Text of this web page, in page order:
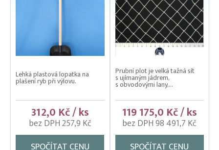
Vatky stahovací, kruhové (“Japonky“)
Vrhací sítě na ryby
Vzduchování
Zátahové sítě
Zpracovatelský/technologický stůl
Lehká plastová lopatka na
plašení ryb při výlovu.
312,0 Kč / ks
bez DPH 257,9 Kč
Prubní plot je velká tažná sít
s ujímaným jádrem,
s obvodovými lany,...
119 175,0 Kč / ks
bez DPH 98 491,7 Kč